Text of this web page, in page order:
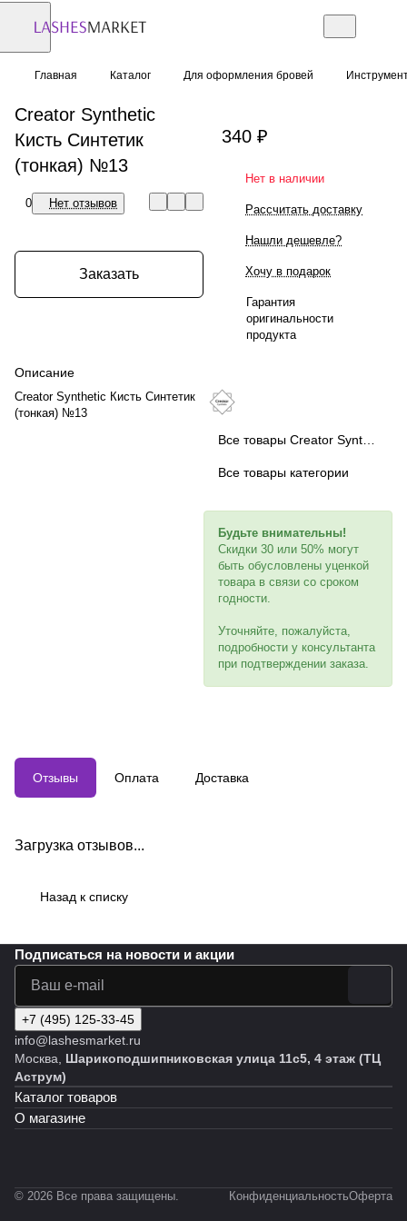
Главная Каталог Для оформления бровей
Creator Synthetic
Кисть Синтетик
(тонкая) №13
0 Нет отзывов
Заказать
Описание
Creator Synthetic Кисть Синтетик
(тонкая) №13
340 ₽
Нет в наличии
Рассчитать доставку
Нашли дешевле?
Хочу в подарок
Гарантия
оригинальности
продукта
Все товары категории
Будьте внимательны!
Скидки 30 или 50% могут
быть обусловлены уценкой
товара в связи со сроком
годности.
Уточняйте, пожалуйста,
подробности у консультанта
при подтверждении заказа.
Отзывы Оплата Доставка
Загрузка отзывов...
Назад к списку
Подписаться на новости и акции
+7 (495) 125-33-45
info@lashesmarket.ru
Москва, Шарикоподшипниковская улица 11с5, 4 этаж (ТЦ
Аструм)
Каталог товаров
О магазине
© 2026 Все права защищены. КонфиденциальностьОферта